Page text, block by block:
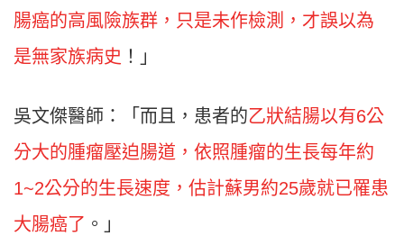
腸癌的高風險族群，只是未作檢測，才誤以為
是無家族病史 ！」
吳文傑醫師：「而且，患者的乙狀結腸以有6公
分大的腫瘤壓迫腸道，依照腫瘤的生長每年約
1~2公分的生長速度，估計蘇男約25歲就已罹患
大腸癌了 。」